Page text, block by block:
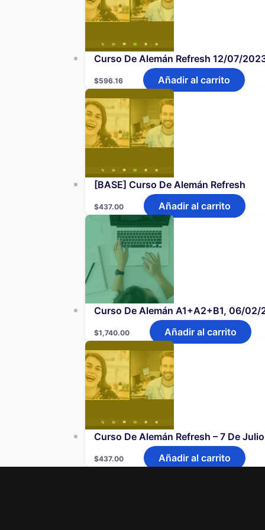
Curso De Alemán Refresh 12/07/
$596.16 Añadir al carrito
[BASE] Curso De Alemán Refresh
$437.00 Añadir al carrito
Curso De Alemán A1+A2+B1, 06/02/
$1,740.00 Añadir al carrito
Curso De Alemán Refresh – 7 De Julio
$437.00 Añadir al carrito